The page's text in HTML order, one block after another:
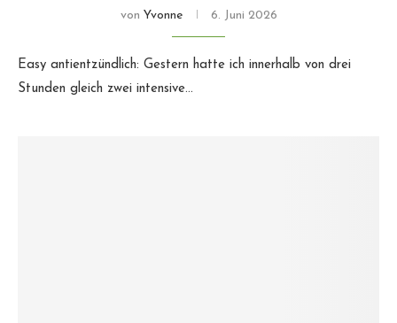
von Yvonne 6. Juni 2026
Easy antientzündlich: Gestern hatte ich innerhalb von drei
Stunden gleich zwei intensive…